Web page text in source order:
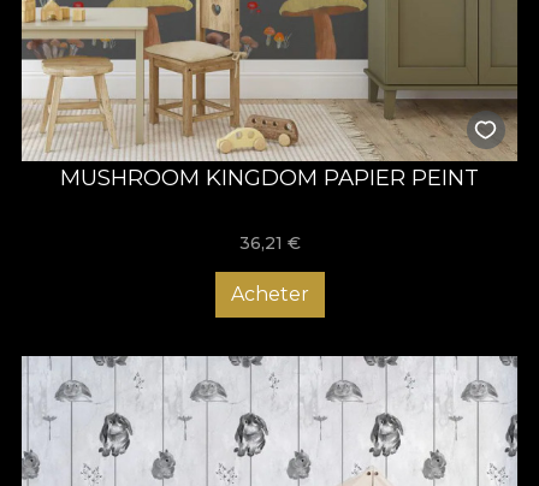
MUSHROOM KINGDOM PAPIER PEINT
36,21 €
Acheter